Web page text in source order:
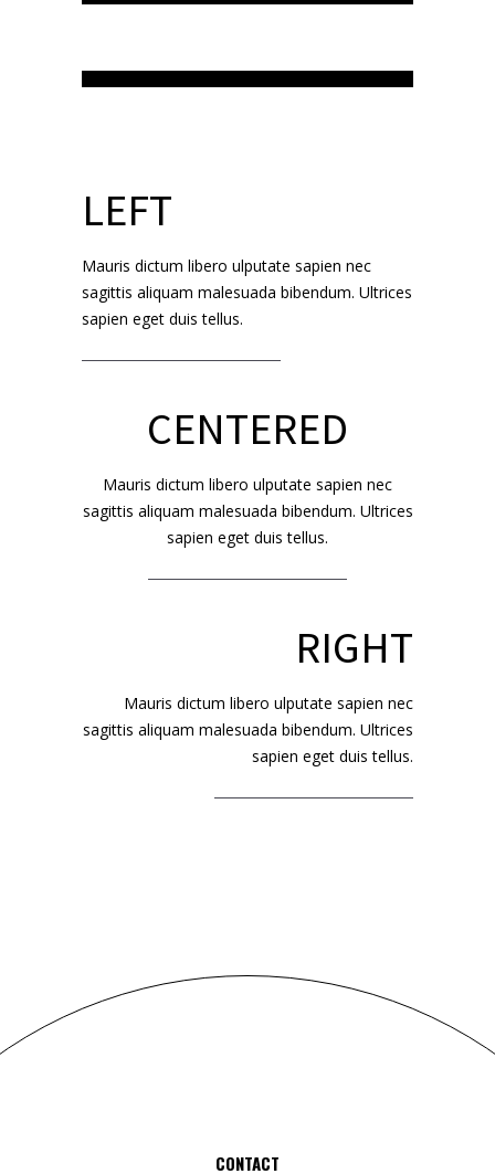
LEFT
Mauris dictum libero ulputate sapien nec
sagittis aliquam malesuada bibendum. Ultrices
sapien eget duis tellus.
CENTERED
Mauris dictum libero ulputate sapien nec
sagittis aliquam malesuada bibendum. Ultrices
sapien eget duis tellus.
RIGHT
Mauris dictum libero ulputate sapien nec
sagittis aliquam malesuada bibendum. Ultrices
sapien eget duis tellus.
CONTACT